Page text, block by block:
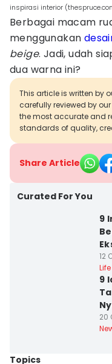
inspirasi interior
Berbagai macam
menggunakan
beige. Jadi, udah
dua warna ini?
This article is written by
carefully reviewed by
the most accurate and
standards of quality,
Share Article
Curated For You
9
12
Life
9
20
Topics